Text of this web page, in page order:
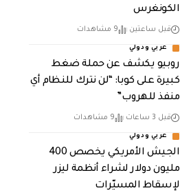
الكونغرس
قبل ساعتين 9 مشاهدات
عربي ودولي
روبيو يكشف عن حملة ضغط
كبيرة على كوبا: “لن نترك للنظام أي
منفذ للهروب”
قبل 3 ساعات 9 مشاهدات
عربي ودولي
الجيش الأمريكي يخصص 400
مليون دولار لشراء أنظمة ليزر
لإسقاط المسيّرات